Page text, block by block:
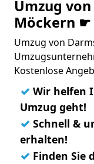
Umzug
Möckern ☛
Umzug von
Kostenlose
✓ Wir helfen
Umzug geht!
✓ Schnell &
erhalten!
✓ Finden Sie